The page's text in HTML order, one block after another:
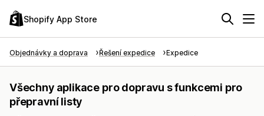
Shopify App Store
Objednávky a doprava Řešení expedice Expedice
Všechny aplikace pro dopravu s funkcemi pro
přepravní listy